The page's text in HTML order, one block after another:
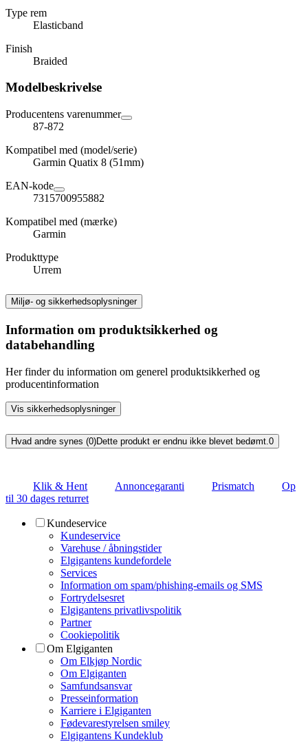
Type rem
Elasticband
Finish
Braided
Modelbeskrivelse
Producentens varenummer
87-872
Kompatibel med (model/serie)
Garmin Quatix 8 (51mm)
EAN-kode
7315700955882
Kompatibel med (mærke)
Garmin
Produkttype
Urrem
Miljø- og sikkerhedsoplysninger
Information om produktsikkerhed og
databehandling
Her finder du information om generel produktsikkerhed og
producentinformation
Vis sikkerhedsoplysninger
Hvad andre synes (0)Dette produkt er endnu ikke blevet bedømt. 0
Klik & Hent Annoncegaranti Prismatch
Op
til 30 dages returret
Kundeservice
Kundeservice
Varehuse / åbningstider
Elgigantens kundefordele
Services
Information om spam/phishing-emails og SMS
Fortrydelsesret
Elgigantens privatlivspolitik
Partner
Cookiepolitik
Om Elgiganten
Om Elkjøp Nordic
Om Elgiganten
Samfundsansvar
Presseinformation
Karriere i Elgiganten
Fødevarestyrelsen smiley
Elgigantens Kundeklub